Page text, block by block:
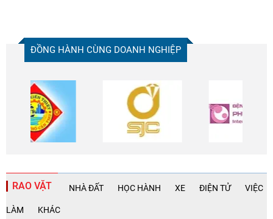
ĐỒNG HÀNH CÙNG DOANH NGHIỆP
RAO VẶT NHÀ ĐẤT HỌC HÀNH XE ĐIỆN TỬ VIỆC
LÀM KHÁC